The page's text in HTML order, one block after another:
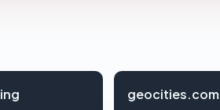
geocities.com